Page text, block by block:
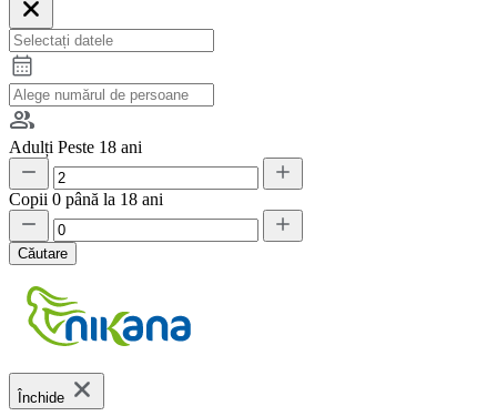
Adulți Peste 18 ani
Copii 0 până la 18 ani
Căutare
Închide